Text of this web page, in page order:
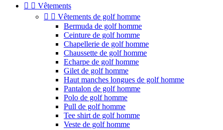
  Vêtements
  Vêtements de golf homme
Bermuda de golf homme
Ceinture de golf homme
Chapellerie de golf homme
Chaussette de golf homme
Echarpe de golf homme
Gilet de golf homme
Haut manches longues de golf homme
Pantalon de golf homme
Polo de golf homme
Pull de golf homme
Tee shirt de golf homme
Veste de golf homme